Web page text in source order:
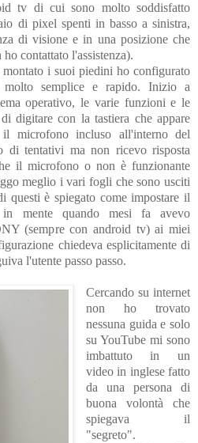
tv di cui sono molto soddisfatto
di pixel spenti in basso a sinistra,
di visione e in una posizione che
contattato l'assistenza).
i suoi piedini ho configurato
semplice e rapido. Inizio a
operativo, le varie funzioni e le
digitare con la tastiera che appare
microfono incluso all'interno del
di tentativi ma non ricevo risposta
il microfono o non è funzionante
meglio i vari fogli che sono usciti
questi è spiegato come impostare il
mente quando mesi fa avevo
(sempre con android tv) ai miei
chiedeva esplicitamente di
l'utente passo passo.
Cercando su internet
non ho trovato
nessuna guida e solo
su YouTube mi sono
imbattuto in un
video in inglese fatto
da una persona di
buona volontà che
spiegava il
"segreto".